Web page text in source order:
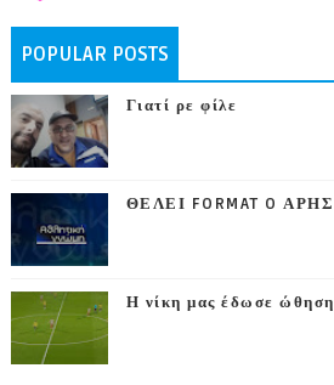
POPULAR POSTS
Γιατί ρε φίλε
ΘΕΛΕΙ FORMAT O ΑΡΗΣ
Η νίκη μας έδωσε ώθηση